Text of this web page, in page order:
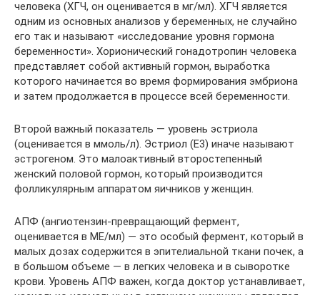
человека (ХГЧ, он оценивается в мг/мл). ХГЧ является
одним из основных анализов у беременных, не случайно
его так и называют «исследование уровня гормона
беременности». Хорионический гонадотропин человека
представляет собой активный гормон, выработка
которого начинается во время формирования эмбриона
и затем продолжается в процессе всей беременности.
Второй важный показатель — уровень эстриола
(оценивается в ммоль/л). Эстриол (Е3) иначе называют
эстрогеном. Это малоактивный второстепенный
женский половой гормон, который производится
фолликулярным аппаратом яичников у женщин.
АПФ (ангиотензин-превращающий фермент,
оценивается в МЕ/мл) — это особый фермент, который в
малых дозах содержится в эпителиальной ткани почек, а
в большом объеме — в легких человека и в сыворотке
крови. Уровень АПФ важен, когда доктор устанавливает,